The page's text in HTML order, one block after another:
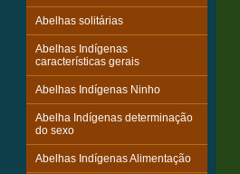
Abelhas solitárias
Abelhas Indígenas
características gerais
Abelhas Indígenas Ninho
Abelha Indígenas determinação
do sexo
Abelhas Indígenas Alimentação